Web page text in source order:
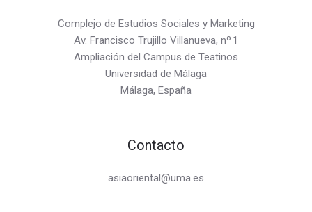
Complejo de Estudios Sociales y Marketing
Av. Francisco Trujillo Villanueva, nº 1
Ampliación del Campus de Teatinos
Universidad de Málaga
Málaga, España
Contacto
asiaoriental@uma.es